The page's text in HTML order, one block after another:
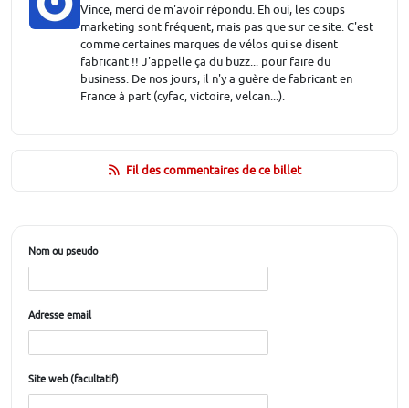
Vince, merci de m'avoir répondu. Eh oui, les coups
marketing sont fréquent, mais pas que sur ce site. C'est
comme certaines marques de vélos qui se disent
fabricant !! J'appelle ça du buzz... pour faire du
business. De nos jours, il n'y a guère de fabricant en
France à part (cyfac, victoire, velcan...).
Fil des commentaires de ce billet
Nom ou pseudo
Adresse email
Site web (facultatif)